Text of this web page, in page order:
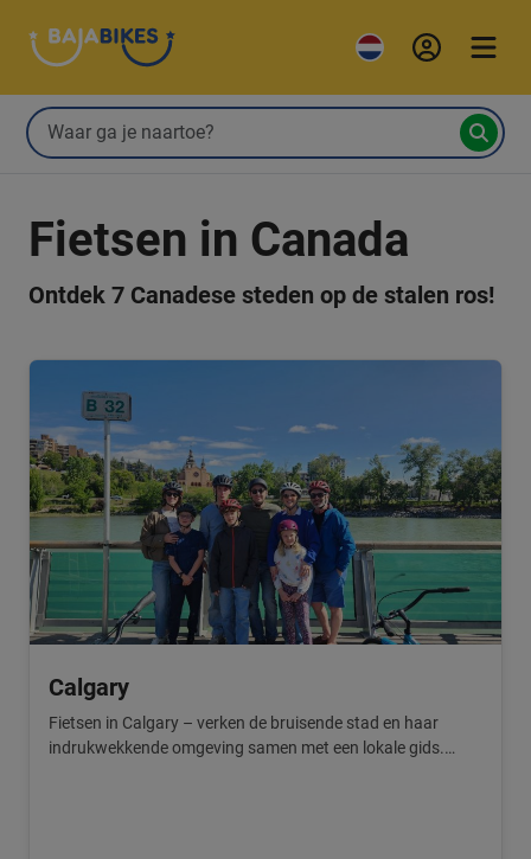
Fietsen in Canada
Ontdek 7 Canadese steden op de stalen ros!
Calgary
Fietsen in Calgary – verken de bruisende stad en haar
indrukwekkende omgeving samen met een lokale gids.